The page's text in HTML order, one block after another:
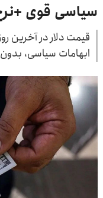
سیاسی قوی
قیمت دلار در آخرین
ابهامات سیاسی،